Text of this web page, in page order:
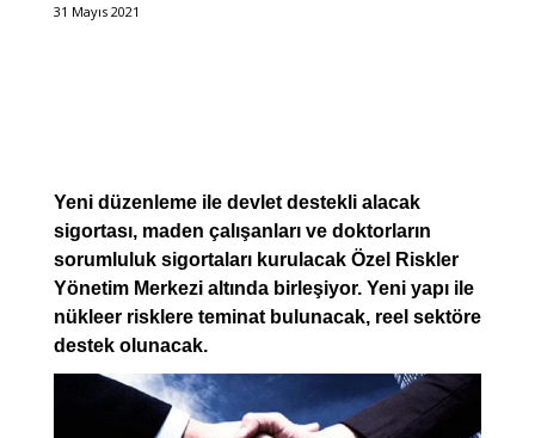
31 Mayıs 2021
Yeni düzenleme ile devlet destekli alacak
sigortası, maden çalışanları ve doktorların
sorumluluk sigortaları kurulacak Özel Riskler
Yönetim Merkezi altında birleşiyor. Yeni yapı ile
nükleer risklere teminat bulunacak, reel sektöre
destek olunacak.